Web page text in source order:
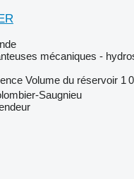
mécaniques -
Volume du réservoir 1
Saugnieu